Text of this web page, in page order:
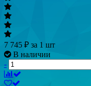
7 745 ₽ за 1 шт
В наличии
-